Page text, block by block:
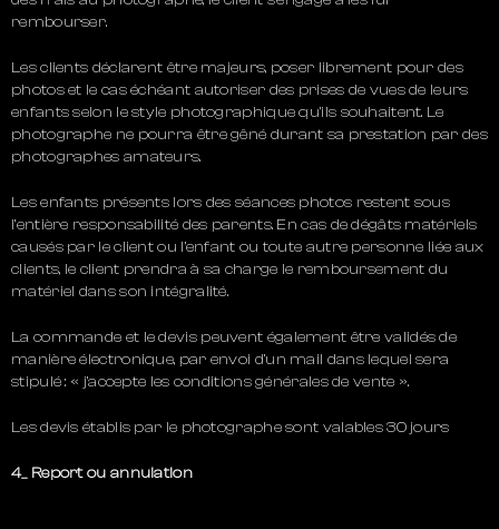
rembourser.
Les clients déclarent être majeurs, poser librement pour des
photos et le cas échéant autoriser des prises de vues de leurs
enfants selon le style photographique qu’ils souhaitent. Le
photographe ne pourra être gêné durant sa prestation par des
photographes amateurs.
Les enfants présents lors des séances photos restent sous
l’entière responsabilité des parents. En cas de dégâts matériels
causés par le client ou l’enfant ou toute autre personne liée aux
clients, le client prendra à sa charge le remboursement du
matériel dans son intégralité.
La commande et le devis peuvent également être validés de
manière électronique, par envoi d’un mail dans lequel sera
stipulé : « j’accepte les conditions générales de vente ».
Les devis établis par le photographe sont valables 30 jours
4_ Report ou annulation